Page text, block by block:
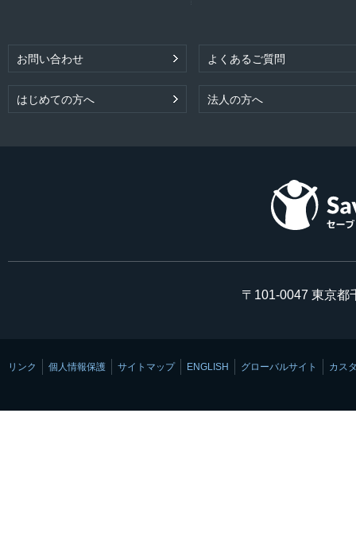
お問い合わせ よくあるご質問
はじめての方へ 法人の方へ
〒101-0047 東京都
リンク 個人情報保護 サイトマップ ENGLISH グローバルサイト カス